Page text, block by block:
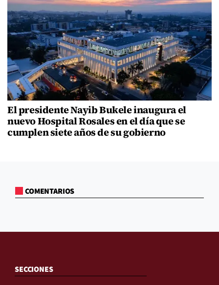
El presidente Nayib Bukele inaugura el
nuevo Hospital Rosales en el día que se
cumplen siete años de su gobierno
COMENTARIOS
SECCIONES